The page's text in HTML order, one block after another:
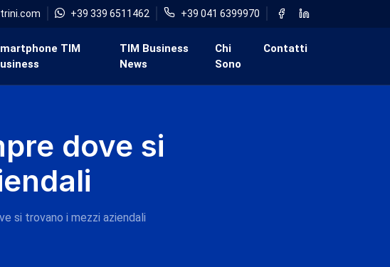
+39 339 6511462 +39 041 6399970
TIM
TIM Business
News
Chi
Sono
Contatti
dove si
si trovano i mezzi aziendali